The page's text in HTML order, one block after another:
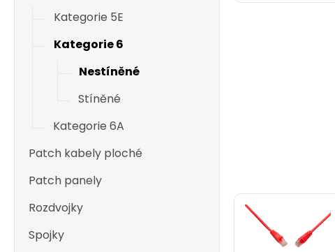
Kategorie 5E
Kategorie 6
Nestíněné
Stíněné
Kategorie 6A
Patch kabely ploché
Patch panely
Rozdvojky
Spojky